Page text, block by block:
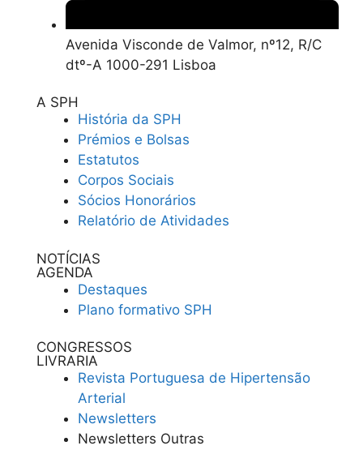
Avenida Visconde de Valmor, nº12, R/C
dtº-A 1000-291 Lisboa
A SPH
História da SPH
Prémios e Bolsas
Estatutos
Corpos Sociais
Sócios Honorários
Relatório de Atividades
NOTÍCIAS
AGENDA
Destaques
Plano formativo SPH
CONGRESSOS
LIVRARIA
Revista Portuguesa de Hipertensão
Arterial
Newsletters
Newsletters Outras